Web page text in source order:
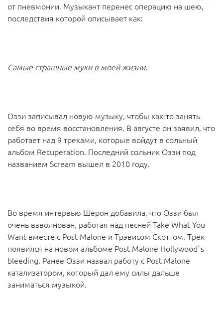
от пневмонии. Музыкант перенес операцию на шею,
последствия которой описывает как:
Самые страшные муки в моей жизни.
Оззи записывал новую музыку, чтобы как-то занять
себя во время восстановления. В августе он заявил, что
работает над 9 треками, которые войдут в сольный
альбом Recuperation. Последний сольник Оззи под
названием Scream вышел в 2010 году.
Во время интервью Шерон добавила, что Оззи был
очень взволнован, работая над песней Take What You
Want вместе с Post Malone и Трэвисом Скоттом. Трек
появился на новом альбоме Post Malone Hollywood`s
bleeding. Ранее Оззи назвал работу с Post Malone
катализатором, который дал ему силы дальше
заниматься музыкой.